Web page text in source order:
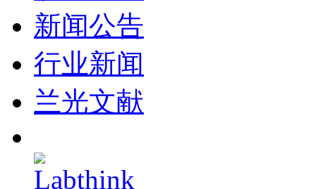
新闻公告
行业新闻
兰光文献